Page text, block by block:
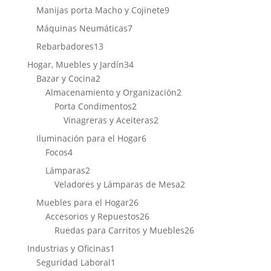
productos
Manijas porta Macho y Cojinete99
Máquinas Neumáticas77
Rebarbadores1313
productos
Hogar, Muebles y Jardín3434
Bazar y Cocina22
productos
Almacenamiento y Organización22
Porta Condimentos22
productos
Vinagreras y Aceiteras22
Iluminación para el Hogar66
Focos44
productos
Lámparas22
productos
Veladores y Lámparas de Mesa22
Muebles para el Hogar2626
productos
Accesorios y Repuestos2626
productos
Ruedas para Carritos y Muebles2626
Industrias y Oficinas1
Seguridad Laboral1